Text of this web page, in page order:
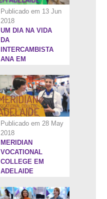
Publicado em 13 Jun
2018
UM DIA NA VIDA
DA
INTERCAMBISTA
ANA EM
Publicado em 28 May
2018
MERIDIAN
VOCATIONAL
COLLEGE EM
ADELAIDE